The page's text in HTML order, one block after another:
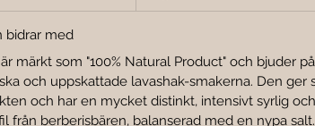
bidrar med
märkt som "100% Natural Product" och bjuder
och uppskattade lavashak-smakerna. Den ger
och har en mycket distinkt, intensivt syrlig
från berberisbären, balanserad med en nypa salt.